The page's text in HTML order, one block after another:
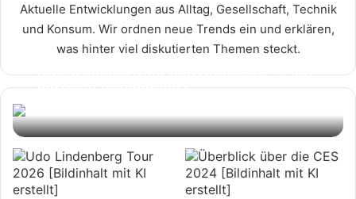
Aktuelle Entwicklungen aus Alltag, Gesellschaft, Technik
und Konsum. Wir ordnen neue Trends ein und erklären,
was hinter viel diskutierten Themen steckt.
Sternzeichen Stier und Steinbock – Eine
perfekte Verbindung?